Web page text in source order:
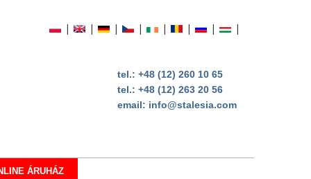
tel.:+48 (12) 260 10 65
tel.:+48 (12) 263 20 56
email: info@stalesia.com
ÁRUHÁZ